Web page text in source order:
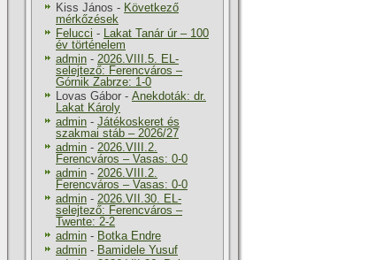
Kiss János - Következő
mérkőzések
Felucci - Lakat Tanár úr – 100
év történelem
admin - 2026.VIII.5. EL-
selejtező: Ferencváros –
Górnik Zabrze: 1-0
Lovas Gábor - Anekdoták: dr.
Lakat Károly
admin - Játékoskeret és
szakmai stáb – 2026/27
admin - 2026.VIII.2.
Ferencváros – Vasas: 0-0
admin - 2026.VIII.2.
Ferencváros – Vasas: 0-0
admin - 2026.VII.30. EL-
selejtező: Ferencváros –
Twente: 2-2
admin - Botka Endre
admin - Bamidele Yusuf